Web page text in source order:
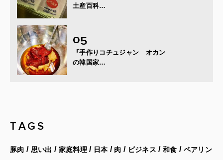
土産百科…
『手作りコチュジャン オカン
の韓国家…
TAGS
豚肉 / 思い出 / 家庭料理/ 日本/ 肉 / ビジネス / 和食 / ペアリン